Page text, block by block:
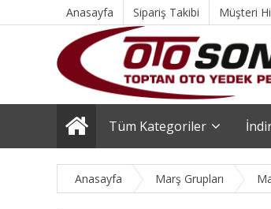
Anasayfa Sipariş Takibi Müşteri
Tüm Kategoriler
Anasayfa Marş Grupları